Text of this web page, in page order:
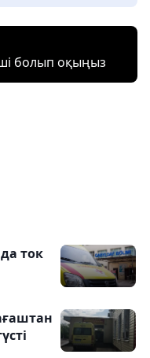
болып оқыңыз
ток